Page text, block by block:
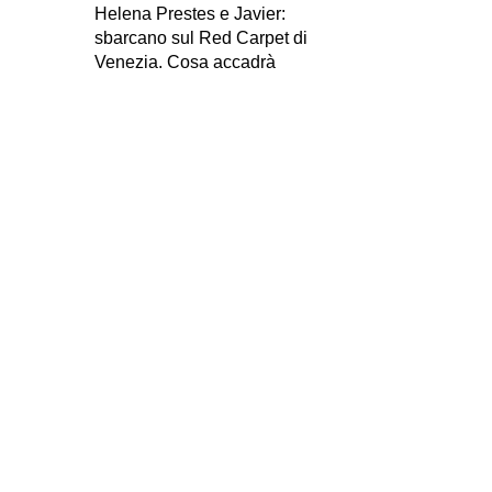
Helena Prestes e Javier:
sbarcano sul Red Carpet di
Venezia. Cosa accadrà